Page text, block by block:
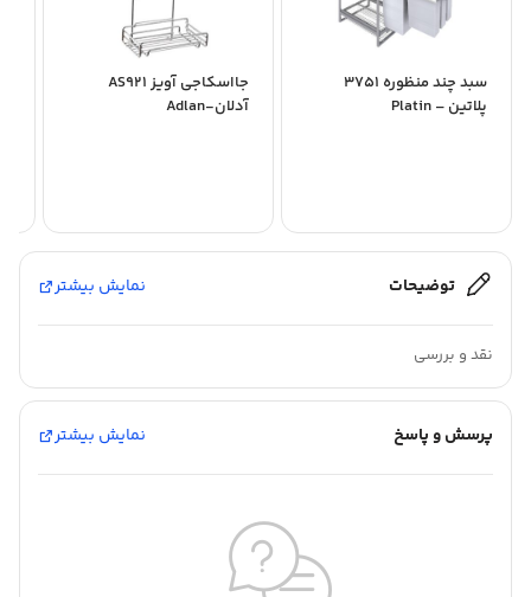
سبد چند منظوره 3751
پلاتین – Platin
جااسکاجی آویز AS921
آدلان-Adlan
توضیحات نمایش بیشتر
نقد و بررسی
پرسش و پاسخ نمایش بیشتر